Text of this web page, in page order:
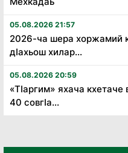
05.08.2026 21:57
2026-ча шера хоржамий
дӏахьош хилар...
05.08.2026 20:59
«Тӏаргим» яхача
40 совгӏа...